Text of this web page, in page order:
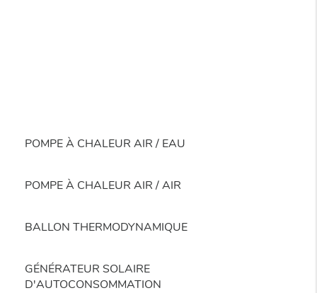
POMPE À CHALEUR AIR / EAU
POMPE À CHALEUR AIR / AIR
BALLON THERMODYNAMIQUE
GÉNÉRATEUR SOLAIRE
D'AUTOCONSOMMATION